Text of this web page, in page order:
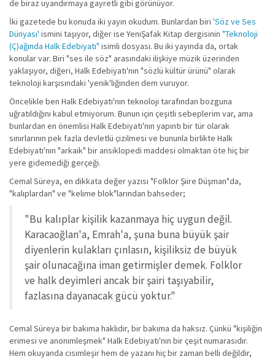
de biraz uyandırmaya gayretli gibi görünüyor.
İki gazetede bu konuda iki yayın okudum. Bunlardan biri 'Söz ve Ses
Dünyası' ismini taşıyor, diğer ise YeniŞafak Kitap dergisinin "Teknoloji
(Ç)ağında Halk Edebiyatı" isimli dosyası. Bu iki yayında da, ortak
konular var. Biri "ses ile söz" arasındaki ilişkiye müzik üzerinden
yaklaşıyor, diğeri, Halk Edebiyatı'nın "sözlü kültür ürünü" olarak
teknoloji karşısındaki 'yenik'liğinden dem vuruyor.
Öncelikle ben Halk Edebiyatı'nın teknoloji tarafından bozguna
uğratıldığını kabul etmiyorum. Bunun için çeşitli sebeplerim var, ama
bunlardan en önemlisi Halk Edebiyatı'nın yapıntı bir tür olarak
sınırlarının pek fazla devletlü çizilmesi ve bununla birlikte Halk
Edebiyatı'nın "arkaik" bir ansiklopedi maddesi olmaktan öte hiç bir
yere gidemediği gerçeği.
Cemal Süreya, en dikkata değer yazısı "Folklor Şiire Düşman"da,
"kalıplardan" ve "kelime blok"larından bahseder;
"Bu kalıplar kişilik kazanmaya hiç uygun değil.
Karacaoğlan'a, Emrah'a, şuna buna büyük şair
diyenlerin kulakları çınlasın, kişiliksiz de büyük
şair olunacağına iman getirmişler demek. Folklor
ve halk deyimleri ancak bir şairi taşıyabilir,
fazlasına dayanacak gücü yoktur."
Cemal Süreya bir bakıma haklıdır, bir bakıma da haksız. Çünkü "kişiliğin
erimesi ve anonimleşmek" Halk Edebiyatı'nın bir çeşit numarasıdır.
Hem okuyanda cisimleşir hem de yazanı hiç bir zaman belli değildir,